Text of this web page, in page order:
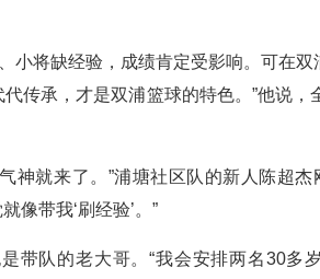
小将缺经验，成绩肯定受影响。可在
传承，才是双浦篮球的特色。”他说，
神就来了。”浦塘社区队的新人陈超
像带我‘刷经验’。”
带队的老大哥。“我会安排两名30多